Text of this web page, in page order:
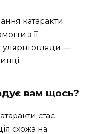
катаракти
з її
огляди —
вам щось?
стає
схожа на